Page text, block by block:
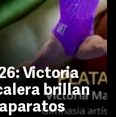
Victoria
brillan